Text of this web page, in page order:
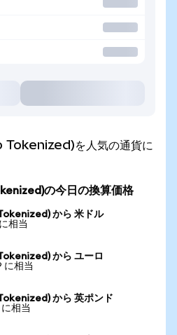
を人気の通貨に
の今日の換算価格
から 米ドル
相当
から ユーロ
に相当
から 英ポンド
相当